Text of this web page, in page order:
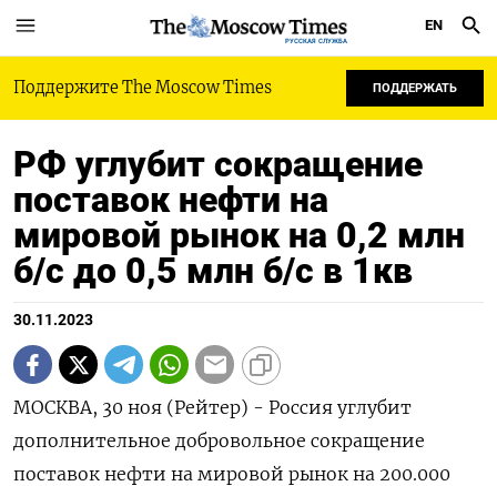
РУССКАЯ СЛУЖБА
EN
Поддержите The Moscow Times ПОДДЕРЖАТЬ
РФ углубит сокращение
поставок нефти на
мировой рынок на 0,2 млн
б/c до 0,5 млн б/c в 1кв
30.11.2023
МОСКВА, 30 ноя (Рейтер) - Россия углубит
дополнительное добровольное сокращение
поставок нефти на мировой рынок на 200.000